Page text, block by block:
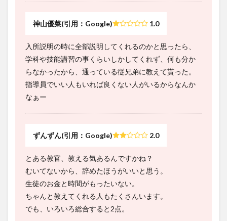
神山優菜(引用：Google) 1.0
入所説明の時に全部説明してくれるのかと思ったら、
学科や技能講習の事くらいしかしてくれず、何も分か
らなかったから、通っている従兄弟に教えて貰った。
指導員でいい人もいれば良くない人がいるからなんか
なぁー
ずんずん(引用：Google) 2.0
とある教官、教える気あるんですかね？
むいてないから、辞めたほうがいいと思う。
生徒のお金と時間がもったいない。
ちゃんと教えてくれる人もたくさんいます。
でも、いろいろ総合すると2点。